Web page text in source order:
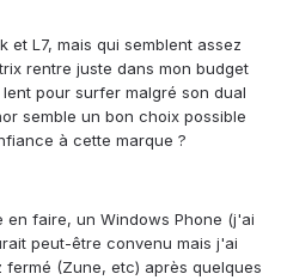
et L7, mais qui semblent assez
rentre juste dans mon budget
pour surfer malgré son dual
semble un bon choix possible
à cette marque ?
en faire, un Windows Phone (j'ai
peut-être convenu mais j'ai
(Zune, etc) après quelques